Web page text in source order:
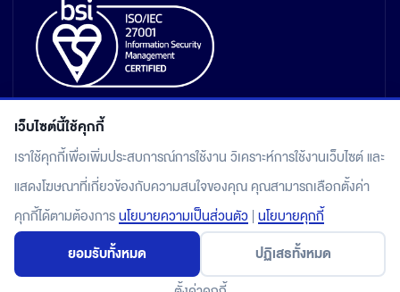
© 2026 Bangmod.Cloud by Bangmod Enterprise Co., Ltd.
All rights reserved.
แผนผังเว็บไซต์
นโยบายคุ้มครองข้อมูลส่วนบุคคล
เว็บไซต์นี้ใช้คุกกี้
เราใช้คุกกี้เพื่อเพิ่มประสบการณ์การใช้งาน วิเคราะห์การใช้งานเว็บไซต์ และ
แสดงโฆษณาที่เกี่ยวข้องกับความสนใจของคุณ คุณสามารถเลือกตั้งค่า
คุกกี้ได้ตามต้องการนโยบายความเป็นส่วนตัว | นโยบายคุกกี้
ยอมรับทั้งหมด ปฏิเสธทั้งหมด